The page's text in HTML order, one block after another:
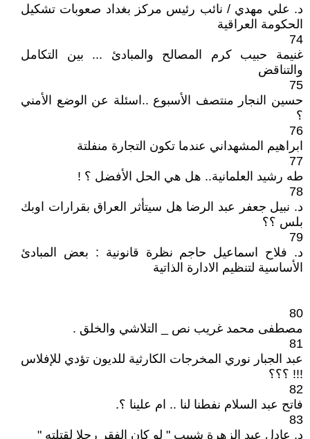
د. علي مهدي / نائب رئيس مركز بغداد صعوبات تشكيل
الحكومة العراقية
74
غنيمة حبيب كرم المصالح والمبادئ ... بين التكامل
والتناقض
75
حسين النجار منتصف الأسبوع ..اسئلة عن الوضع الأمني
؟
76
ابراهيم المشهداني عندما تكون التجارة منفلتة
77
طه رشيد العلمانية.. هل هي الحل الأفضل ؟ !
78
د. نبيل جعفر عبد الرضا هل سيتأثر العراق بقرارات اوبك
بلس ؟؟
79
د. فلاح اسماعيل حاجم نظرة قانونية : بعض المبادئ
الأساسية لتنظيم الادارة الذاتية
80
مصطفى محمد غريب نص _ التلاشي والخلق .
81
عبد الجبار نوري المخرجات الكارثية للديون تؤدي للإفلاس
!!! ؟؟؟
82
فاتح عبد السلام نفطنا لنا .. ام علينا ؟.
83
د. عادل عبد الزهرة شبيب " لو كان الفقر رجلا لقتلته "